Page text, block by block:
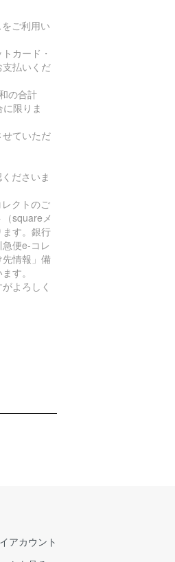
ご利用い
カード・
払いくだ
の合計
限りま
ていただ
ださいま
クトのご
squareメ
す。銀行
便e-コレ
情報」備
す。
よろしく
アカウント